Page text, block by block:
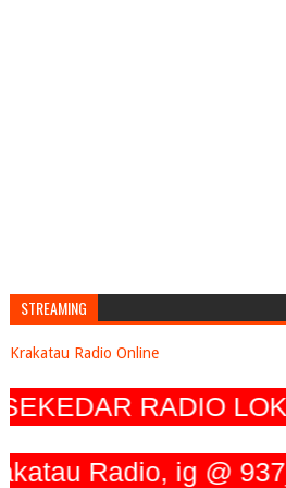
STREAMING
Krakatau Radio Online
RADIO
Radio, ig @